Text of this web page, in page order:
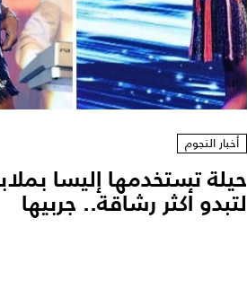
أخبار النجوم
حيلة تستخدمها إليسا
لتبدو أكثر رشاقة.. جربيها